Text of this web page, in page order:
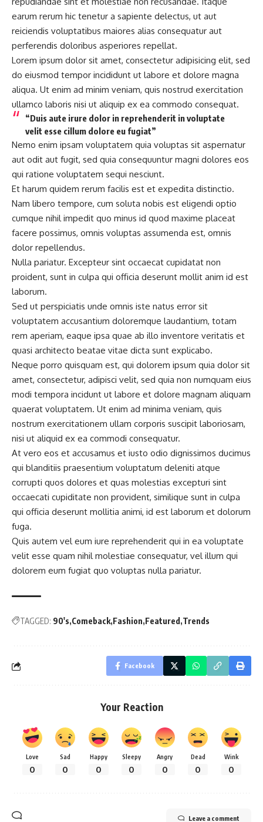
earum rerum hic tenetur a sapiente delectus, ut aut
reiciendis voluptatibus maiores alias consequatur aut
perferendis doloribus asperiores repellat.
Lorem ipsum dolor sit amet, consectetur adipisicing elit, sed
do eiusmod tempor incididunt ut labore et dolore magna
aliqua. Ut enim ad minim veniam, quis nostrud exercitation
ullamco laboris nisi ut aliquip ex ea commodo consequat.
“Duis aute irure dolor in reprehenderit in voluptate
velit esse cillum dolore eu fugiat”
Nemo enim ipsam voluptatem quia voluptas sit aspernatur
aut odit aut fugit, sed quia consequuntur magni dolores eos
qui ratione voluptatem sequi nesciunt.
Et harum quidem rerum facilis est et expedita distinctio.
Nam libero tempore, cum soluta nobis est eligendi optio
cumque nihil impedit quo minus id quod maxime placeat
facere possimus, omnis voluptas assumenda est, omnis
dolor repellendus.
Nulla pariatur. Excepteur sint occaecat cupidatat non
proident, sunt in culpa qui officia deserunt mollit anim id est
laborum.
Sed ut perspiciatis unde omnis iste natus error sit
voluptatem accusantium doloremque laudantium, totam
rem aperiam, eaque ipsa quae ab illo inventore veritatis et
quasi architecto beatae vitae dicta sunt explicabo.
Neque porro quisquam est, qui dolorem ipsum quia dolor sit
amet, consectetur, adipisci velit, sed quia non numquam eius
modi tempora incidunt ut labore et dolore magnam aliquam
quaerat voluptatem. Ut enim ad minima veniam, quis
nostrum exercitationem ullam corporis suscipit laboriosam,
nisi ut aliquid ex ea commodi consequatur.
At vero eos et accusamus et iusto odio dignissimos ducimus
qui blanditiis praesentium voluptatum deleniti atque
corrupti quos dolores et quas molestias excepturi sint
occaecati cupiditate non provident, similique sunt in culpa
qui officia deserunt mollitia animi, id est laborum et dolorum
fuga.
Quis autem vel eum iure reprehenderit qui in ea voluptate
velit esse quam nihil molestiae consequatur, vel illum qui
dolorem eum fugiat quo voluptas nulla pariatur.
TAGGED: 90's Comeback Fashion Featured Trends
Facebook
Your Reaction
Love
0
Sad
0
Happy
0
Sleepy
0
Angry
0
Dead
0
Wink
0
Leave a comment